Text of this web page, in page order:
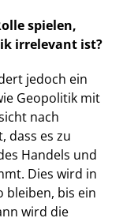
spielen,
irrelevant ist?
jedoch ein
Geopolitik mit
nach
dass es zu
Handels und
Dies wird in
bleiben, bis ein
wird die